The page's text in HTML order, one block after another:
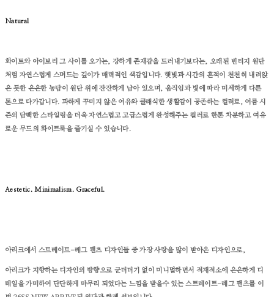
Natural
화이트와 아이보리 그 사이를 오가는, 강하게 존재감을 드러내기보다는, 오래된 빈티지 원단
처럼 자연스럽게 스며드는 깊이가 매력적인 색감입니다. 햇빛과 시간의 흔적이 천천히 내려앉
은 듯한 은은한 농담이 원단 위에 잔잔하게 남아 있으며, 움직임과 빛에 따라 미세하게 다른
톤으로 다가갑니다. 과하게 꾸미지 않은 여유와 클래식한 생활감이 공존하는 컬러로, 여름 시
즌의 담백한 스타일링을 더욱 자연스럽고 고급스럽게 완성해주는컬러로 한톤 차분하고 여유
로운 무드의 화이트룩을 즐기실 수 있습니다.
Aestetic. Minimalism. Graceful.
아리크에서 스트레이트-레그 팬츠 디자인들 중 가장 사랑을 많이 받아온 디자인으로,
아리크가 지향하는 디자인의 방향으로 군더더기 없이 미니멀하면서 적재적소에 은은하게 디
테일을 가미하여 단단하게 마무리 되었다는 느낌을 받을수 있는 스트레이트-레그 팬츠를 이